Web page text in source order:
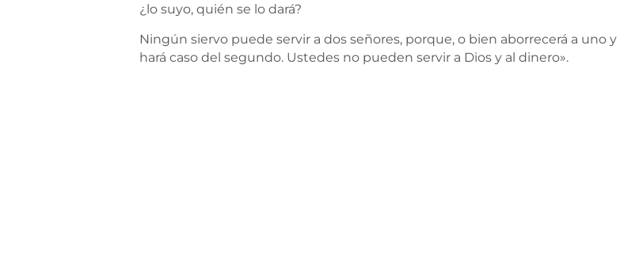
¿lo suyo, quién se lo dará?
Ningún siervo puede servir a dos señores, porque, o bien aborrecerá a uno
hará caso del segundo. Ustedes no pueden servir a Dios y al dinero».